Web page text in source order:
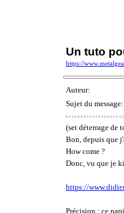
Un tuto
https://
Auteur:
Sujet du message:
(set déterrage de
Bon, depuis que
How come ?
Donc, vu que je
https://
Précision : ce